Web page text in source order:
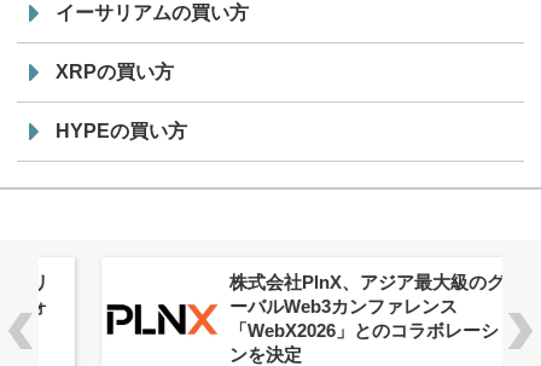
イーサリアムの買い方
XRPの買い方
HYPEの買い方
株式会社PlnX、アジア最大級のグロ
ーバルWeb3カンファレンス
「WebX2026」とのコラボレーショ
ンを決定